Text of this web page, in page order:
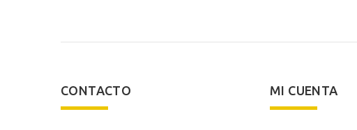
CONTACTO MI CUENTA